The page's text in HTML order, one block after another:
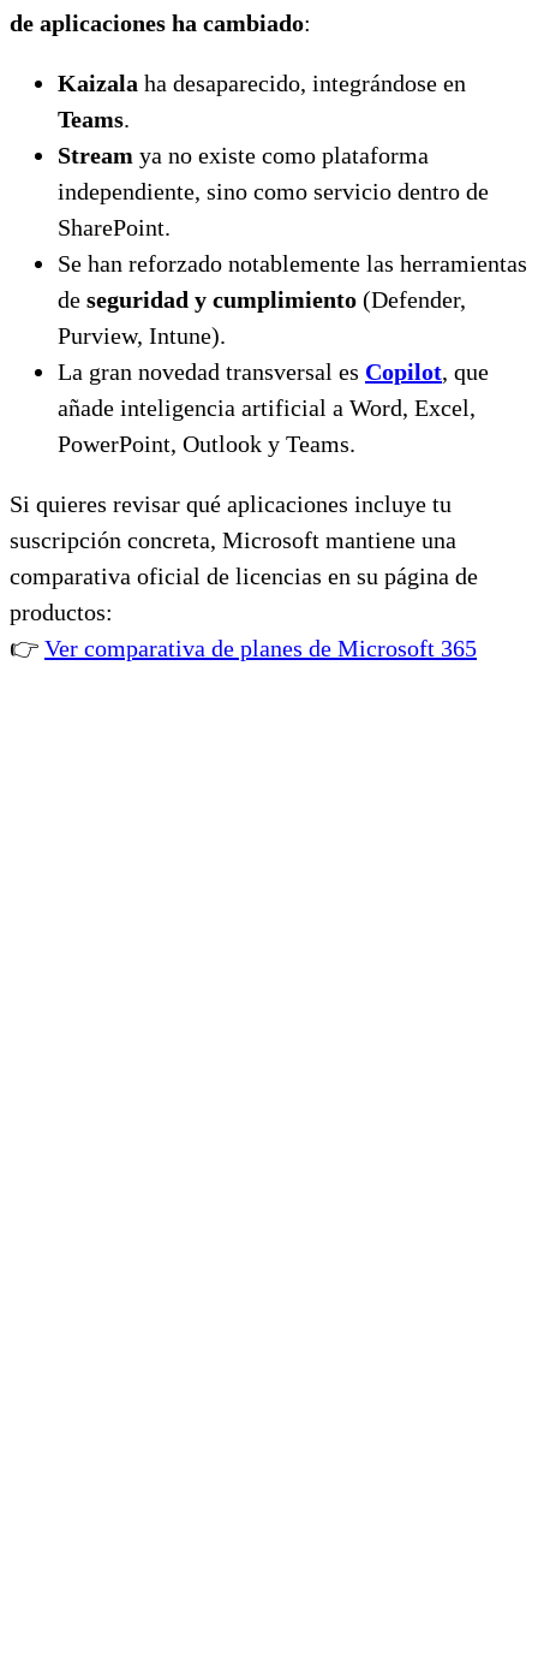
de aplicaciones ha cambiado:
Kaizala ha desaparecido, integrándose en
Teams.
Stream ya no existe como plataforma
independiente, sino como servicio dentro de
SharePoint.
Se han reforzado notablemente las herramientas
de seguridad y cumplimiento (Defender,
Purview, Intune).
La gran novedad transversal es Copilot, que
añade inteligencia artificial a Word, Excel,
PowerPoint, Outlook y Teams.
Si quieres revisar qué aplicaciones incluye tu
suscripción concreta, Microsoft mantiene una
comparativa oficial de licencias en su página de
productos:
👉 Ver comparativa de planes de Microsoft 365